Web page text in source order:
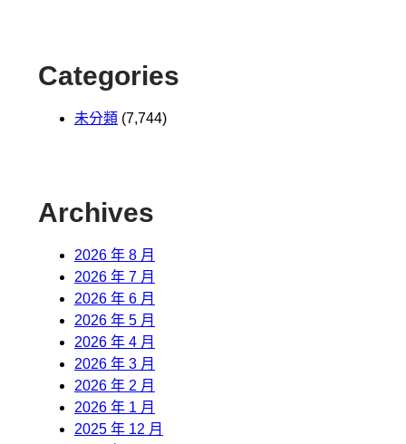
Categories
未分類 (7,744)
Archives
2026 年 8 月
2026 年 7 月
2026 年 6 月
2026 年 5 月
2026 年 4 月
2026 年 3 月
2026 年 2 月
2026 年 1 月
2025 年 12 月